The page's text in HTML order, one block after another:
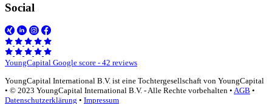
Social
YoungCapital Google score - 42 reviews
YoungCapital International B.V. ist eine Tochtergesellschaft von YoungCapital
• © 2023 YoungCapital International B.V. - Alle Rechte vorbehalten • AGB •
Datenschutzerklärung • Impressum